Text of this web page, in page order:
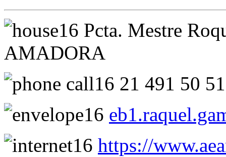
Pcta. Mestre
AMADORA
21 491 50
https://